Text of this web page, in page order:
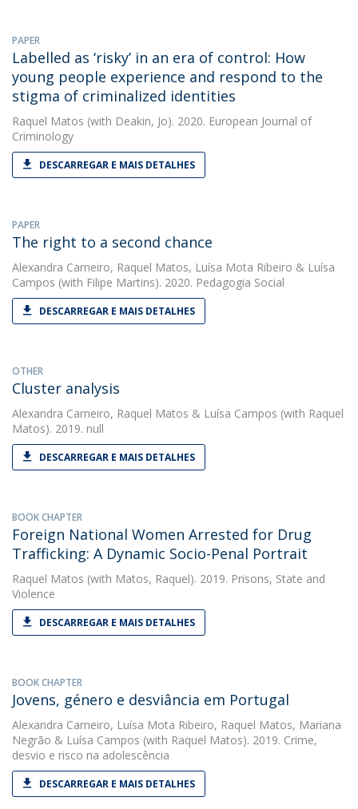
PAPER
Labelled as ‘risky’ in an era of control: How
young people experience and respond to the
stigma of criminalized identities
Raquel Matos (with Deakin, Jo). 2020. European Journal of
Criminology
DESCARREGAR E MAIS DETALHES
PAPER
The right to a second chance
Alexandra Carneiro, Raquel Matos, Luísa Mota Ribeiro & Luísa
Campos (with Filipe Martins). 2020. Pedagogia Social
DESCARREGAR E MAIS DETALHES
OTHER
Cluster analysis
Alexandra Carneiro, Raquel Matos & Luísa Campos (with Raquel
Matos). 2019. null
DESCARREGAR E MAIS DETALHES
BOOK CHAPTER
Foreign National Women Arrested for Drug
Trafficking: A Dynamic Socio-Penal Portrait
Raquel Matos (with Matos, Raquel). 2019. Prisons, State and
Violence
DESCARREGAR E MAIS DETALHES
BOOK CHAPTER
Jovens, género e desviância em Portugal
Alexandra Carneiro, Luísa Mota Ribeiro, Raquel Matos, Mariana
Negrão & Luísa Campos (with Raquel Matos). 2019. Crime,
desvio e risco na adolescência
DESCARREGAR E MAIS DETALHES